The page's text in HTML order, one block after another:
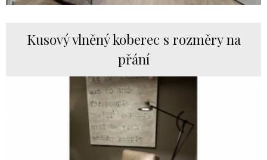
Kusový vlněný koberec s rozměry na
přání